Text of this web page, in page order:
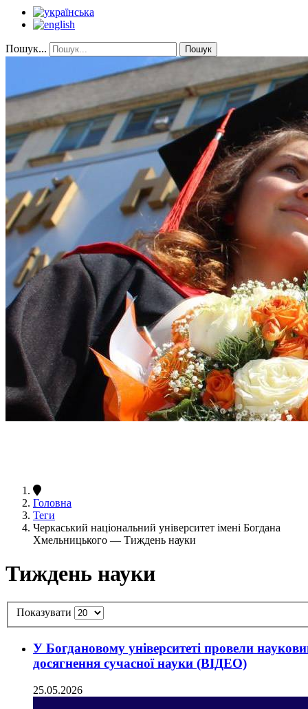
Пошук... Пошук
Головна
Теги
Черкаський національний університет імені Богдана
Хмельницького — Тиждень науки
Тиждень науки
Показувати
У Богдановому університеті провели
досягнення сучасної науки (ВІДЕО)
25.05.2026